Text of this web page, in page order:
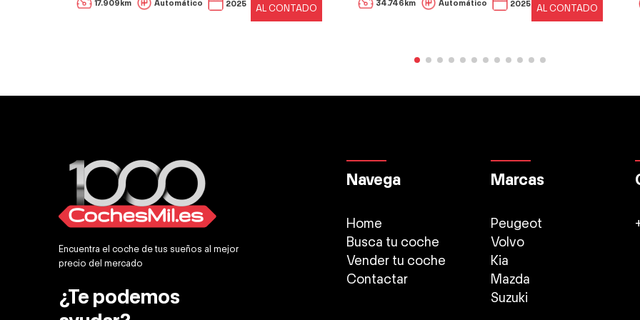
17.909km Automático 2025 AL CONTADO 34.746km Automático 2025 AL CONTADO
Encuentra el coche de tus sueños al mejor
precio del mercado
¿Te podemos
Navega
Home
Busca tu coche
Vender tu coche
Contactar
Marcas
Peugeot
Volvo
Kia
Mazda
Suzuki